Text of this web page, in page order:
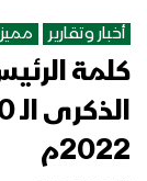
أخبار وتقارير مميز
كلمة
2022م